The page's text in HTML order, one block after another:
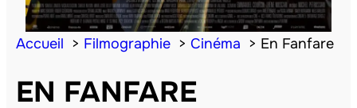
Accueil Filmographie Cinéma En Fanfare
EN FANFARE